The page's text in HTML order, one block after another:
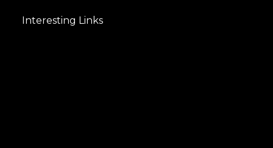
Interesting Links